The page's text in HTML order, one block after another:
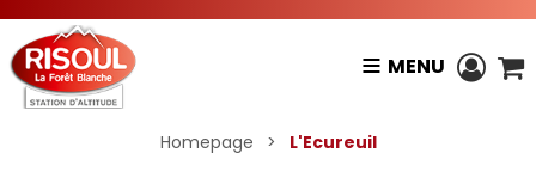
MENU
Homepage > L'Ecureuil